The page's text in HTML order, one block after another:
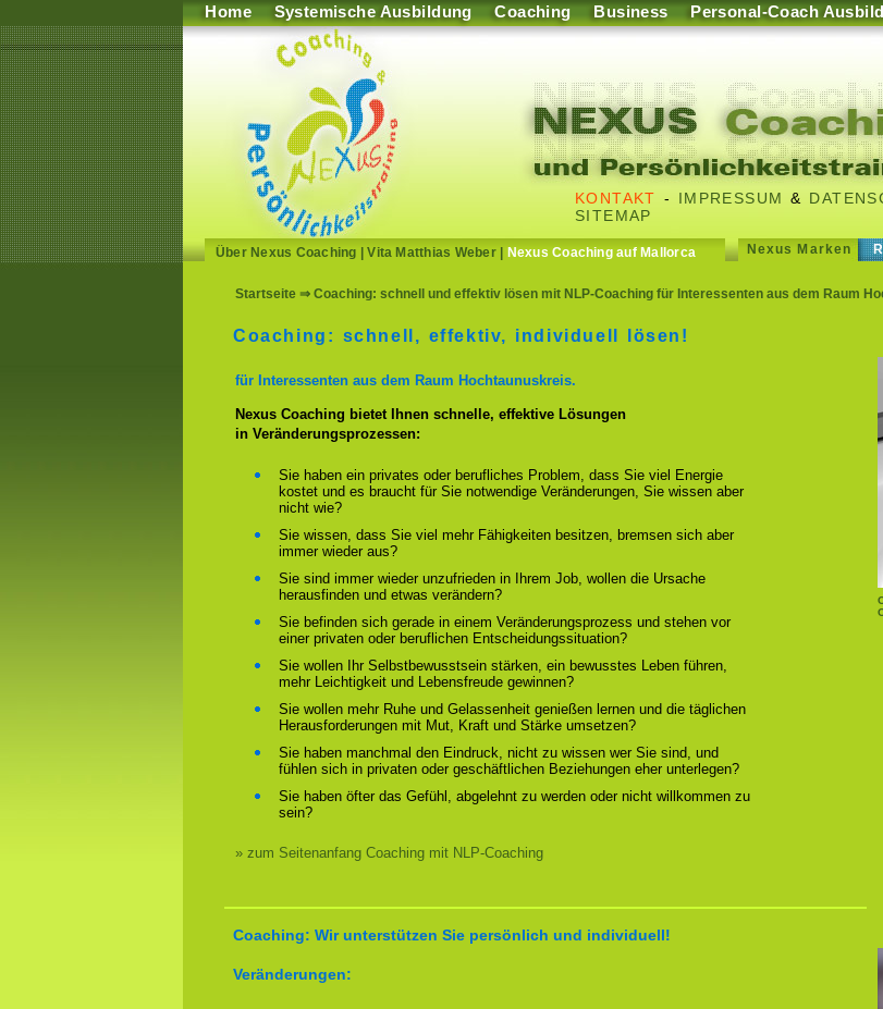
Home Systemische Ausbildung Coaching Business Personal-Coach
KONTAKT - IMPRESSUM &
SITEMAP
Über Nexus Coaching |Vita Matthias Weber| Nexus Coaching auf Mallorca Nexus Marken
Startseite ⇒ Coaching: schnell und effektiv lösen mit NLP-Coaching für Interessenten aus dem Raum
Coaching: schnell, effektiv, individuell lösen!
für Interessenten aus dem Raum Hochtaunuskreis.
Nexus Coaching bietet Ihnen schnelle, effektive Lösungen
in Veränderungsprozessen:
Sie haben ein privates oder berufliches Problem, dass Sie viel Energie
kostet und es braucht für Sie notwendige Veränderungen, Sie wissen aber
nicht wie?
Sie wissen, dass Sie viel mehr Fähigkeiten besitzen, bremsen sich aber
immer wieder aus?
Sie sind immer wieder unzufrieden in Ihrem Job, wollen die Ursache
herausfinden und etwas verändern?
Sie befinden sich gerade in einem Veränderungsprozess und stehen vor
einer privaten oder beruflichen Entscheidungssituation?
Sie wollen Ihr Selbstbewusstsein stärken, ein bewusstes Leben führen,
mehr Leichtigkeit und Lebensfreude gewinnen?
Sie wollen mehr Ruhe und Gelassenheit genießen lernen und die täglichen
Herausforderungen mit Mut, Kraft und Stärke umsetzen?
Sie haben manchmal den Eindruck, nicht zu wissen wer Sie sind, und
fühlen sich in privaten oder geschäftlichen Beziehungen eher unterlegen?
Sie haben öfter das Gefühl, abgelehnt zu werden oder nicht willkommen zu
sein?
» zum Seitenanfang Coaching mit NLP-Coaching
Coaching: Wir unterstützen Sie persönlich und individuell!
Veränderungen: